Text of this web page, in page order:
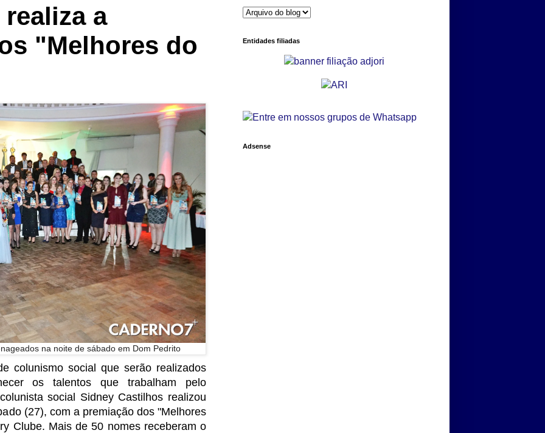
a
"Melhores do
na noite de sábado em Dom Pedrito
colunismo social que serão realizados
os talentos que trabalham pelo
social Sidney Castilhos realizou
(27), com a premiação dos "Melhores
Clube. Mais de 50 nomes receberam o
Entidades filiadas
Adsense